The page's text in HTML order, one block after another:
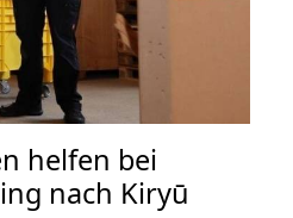
helfen bei
nach Kiryū